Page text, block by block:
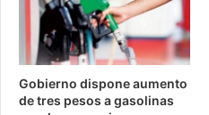
Gobierno dispone aumento
de tres pesos a gasolinas